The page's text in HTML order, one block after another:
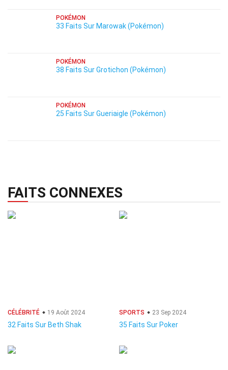
POKÉMON
33 Faits Sur Marowak (Pokémon)
POKÉMON
38 Faits Sur Grotichon (Pokémon)
POKÉMON
25 Faits Sur Gueriaigle (Pokémon)
FAITS CONNEXES
CÉLÉBRITÉ 19 Août 2024
32 Faits Sur Beth Shak
SPORTS 23 Sep 2024
35 Faits Sur Poker